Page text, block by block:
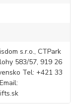
s.r.o., CTPark
583/57, 919 26
Tel: +421 33